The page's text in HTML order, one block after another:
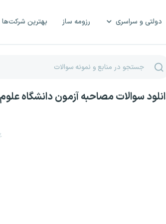
دولتی و سراسری رزومه ساز بهترین شرکت‌ها
سوالات مصاحبه آزمون دانشگاه